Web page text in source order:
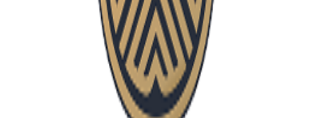
Perkembangan teknologi digital membuat
kebutuhan perusahaan terhadap sistem yang
fleksibel dan efisien semakin meningkat. Saat ini
banyak bisnis mulai beralih dari penyimpanan dan
pengelolaan data secara konvensional menuju